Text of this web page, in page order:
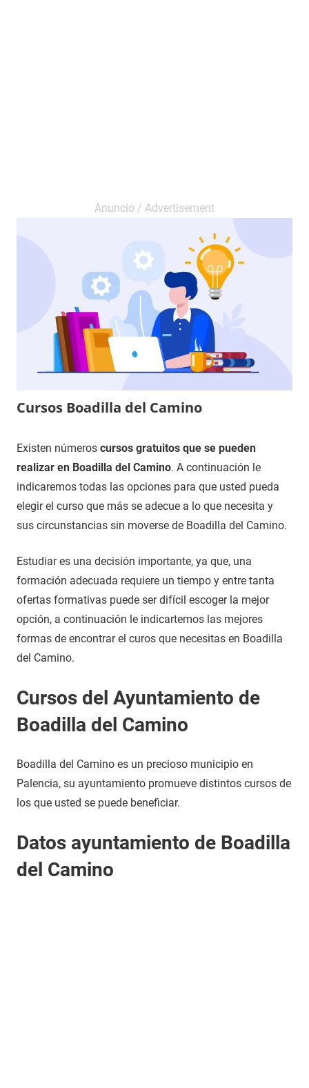
Cursos Boadilla del Camino
14
de
noviembre
2020
Maria
Cursos
en
Palencia
Existen números cursos gratuitos que se pueden
realizar en Boadilla del Camino. A continuación le
indicaremos todas las opciones para que usted pueda
elegir el curso que más se adecue a lo que necesita y
sus circunstancias sin moverse de Boadilla del Camino.
Estudiar es una decisión importante, ya que, una
formación adecuada requiere un tiempo y entre tanta
ofertas formativas puede ser difícil escoger la mejor
opción, a continuación le indicartemos las mejores
formas de encontrar el curos que necesitas en Boadilla
del Camino.
Cursos del Ayuntamiento de
Boadilla del Camino
Boadilla del Camino es un precioso municipio en
Palencia, su ayuntamiento promueve distintos cursos de
los que usted se puede beneficiar.
Datos ayuntamiento de Boadilla
del Camino